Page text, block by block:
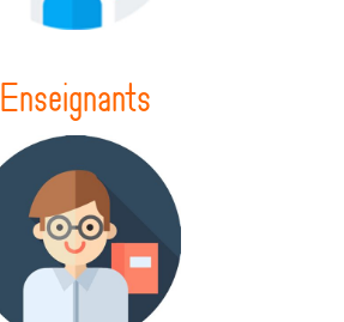
Enseignants